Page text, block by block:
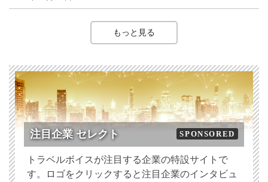
もっと見る
注目企業 セレクト SPONSORED
トラベルボイスが注目する企業の特設サイトで
す。ロゴをクリックすると注目企業のインタビュ